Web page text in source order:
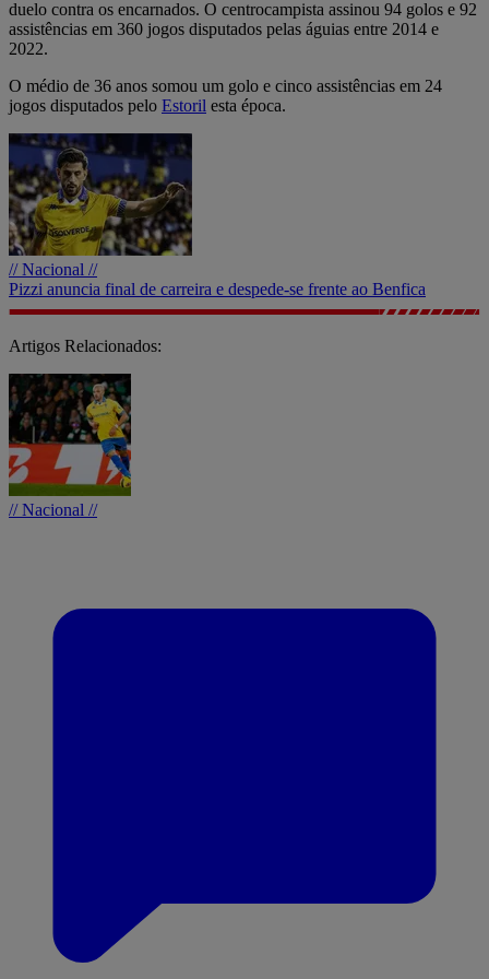
duelo contra os encarnados. O centrocampista assinou 94 golos e 92
assistências em 360 jogos disputados pelas águias entre 2014 e
2022.
O médio de 36 anos somou um golo e cinco assistências em 24
jogos disputados pelo Estoril esta época.
// Nacional //
Pizzi anuncia final de carreira e despede-se frente ao Benfica
Artigos Relacionados:
// Nacional //